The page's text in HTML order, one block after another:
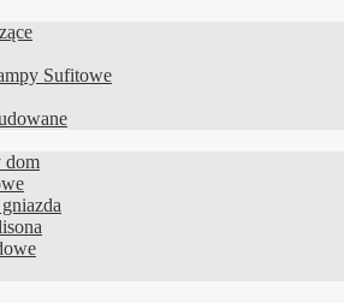
Sufitowe
dom